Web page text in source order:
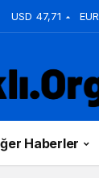
USD 47,71
Haberler